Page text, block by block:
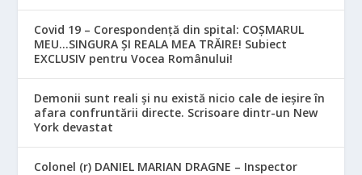
Covid 19 – Corespondență din spital: COȘMARUL
MEU…SINGURA ȘI REALA MEA TRĂIRE! Subiect
EXCLUSIV pentru Vocea Românului!
Demonii sunt reali și nu există nicio cale de ieșire în
afara confruntării directe. Scrisoare dintr-un New
York devastat
Colonel (r) DANIEL MARIAN DRAGNE – Inspector